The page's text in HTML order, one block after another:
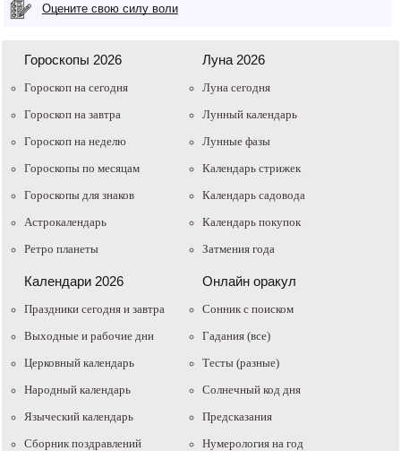
Оцените свою силу воли
Гороскопы 2026
Гороскоп на сегодня
Гороскоп на завтра
Гороскоп на неделю
Гороскопы по месяцам
Гороскопы для знаков
Астрокалендарь
Ретро планеты
Луна 2026
Луна сегодня
Лунный календарь
Лунные фазы
Календарь стрижек
Календарь садовода
Календарь покупок
Затмения года
Календари 2026
Праздники сегодня и завтра
Выходные и рабочие дни
Церковный календарь
Народный календарь
Языческий календарь
Сборник поздравлений
Онлайн оракул
Cонник с поиском
Гадания (все)
Тесты (разные)
Солнечный код дня
Предсказания
Нумерология на год